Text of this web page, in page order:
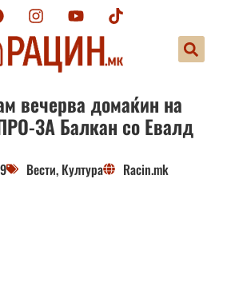
вечерва домаќин на
ЗА Балкан со Евалд
Вести, Култура Racin.mk